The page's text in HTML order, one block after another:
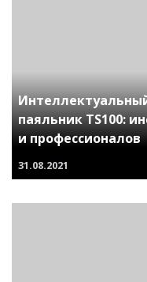
паяльник TS100:
и профессионалов
31.08.2021